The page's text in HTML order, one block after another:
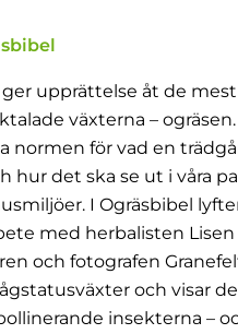
ger upprättelse åt de
växterna – ogräsen.
normen för vad en
hur det ska se ut i våra
I Ogräsbibel
med herbalisten Lisen
och fotografen
och visar
insekterna –